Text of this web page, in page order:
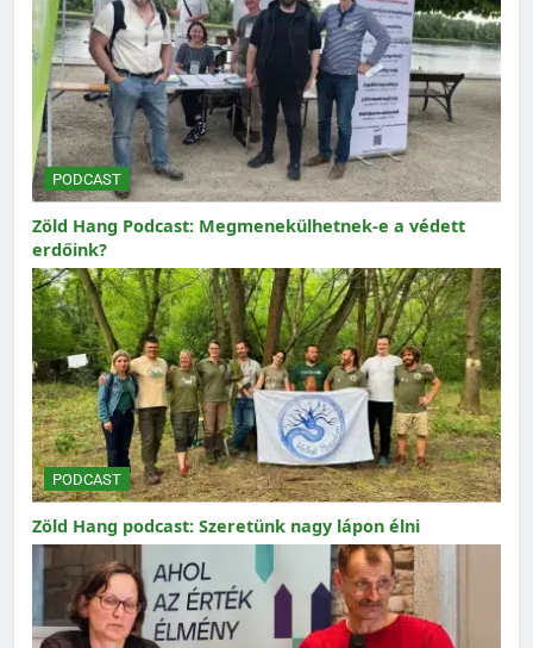
PODCAST
Zöld Hang Podcast: Megmenekülhetnek-e a védett
erdőink?
PODCAST
Zöld Hang podcast: Szeretünk nagy lápon élni